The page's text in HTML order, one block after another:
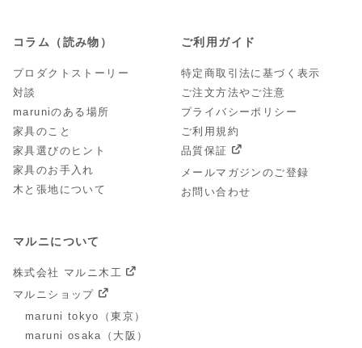
コラム（読み物）
プロダクトストーリー
対談
maruniのある場所
家具のこと
家具選びのヒント
家具のお手入れ
木と張地について
ご利用ガイド
特定商取引法に基づく表示
ご注文方法やご注意
プライバシーポリシー
ご利用規約
品質保証
メールマガジンのご登録
お問い合わせ
マルニについて
株式会社 マルニ木工
マルニショップ
maruni tokyo（東京）
maruni osaka（大阪）